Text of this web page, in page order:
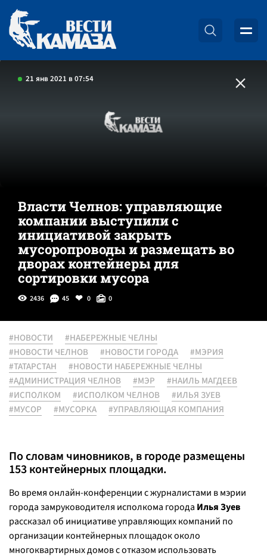
21 янв 2021 в 07:54
Власти Челнов: управляющие
компании выступили с
инициативой закрыть
мусоропроводы и размещать во
дворах контейнеры для
сортировки мусора
2436 45 0 0
#НОВОСТИ
#НАБЕРЕЖНЫЕ ЧЕЛНЫ
#НОВОСТИ ЧЕЛНОВ
#НОВОСТИ ГОРОДА
#МЭРИЯ
#ТАТАРСТАН
#НОВОСТИ НАБЕРЕЖНЫЕ ЧЕЛНЫ
#АДМИНИСТРАЦИЯ ЧЕЛНОВ
#МЭР
#НАИЛЬ МАГДЕЕВ
#ИСПОЛКОМ
#ИСПОЛКОМ ЧЕЛНОВ
#ИЛЬЯ ЗУЕВ
#МУСОР
#МУСОРКА #УПРАВЛЯЮЩАЯ КОМПАНИЯ
По словам чиновников, в городе размещены
153 контейнерных площадки.
Во время онлайн-конференции с журналистами в мэрии
города замруководителя исполкома города Илья Зуев
рассказал об инициативе управляющих компаний по
организации контейнерных площадок около
многоквартирных домов с отказом использовать